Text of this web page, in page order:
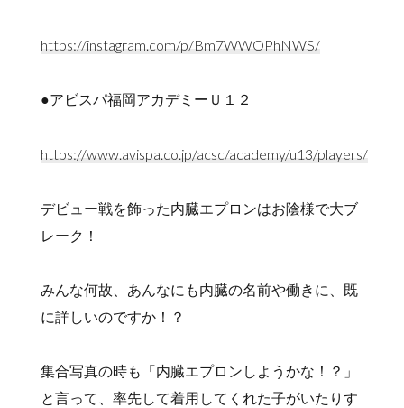
https://instagram.com/p/Bm7WWOPhNWS/
●アビスパ福岡アカデミーＵ１２
https://www.avispa.co.jp/acsc/academy/u13/players/
デビュー戦を飾った内臓エプロンはお陰様で大ブ
レーク！
みんな何故、あんなにも内臓の名前や働きに、既
に詳しいのですか！？
集合写真の時も「内臓エプロンしようかな！？」
と言って、率先して着用してくれた子がいたりす